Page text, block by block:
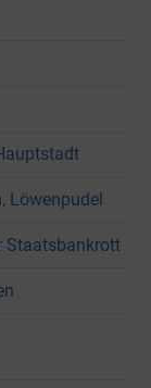
Löwenpudel
Staatsbankrott